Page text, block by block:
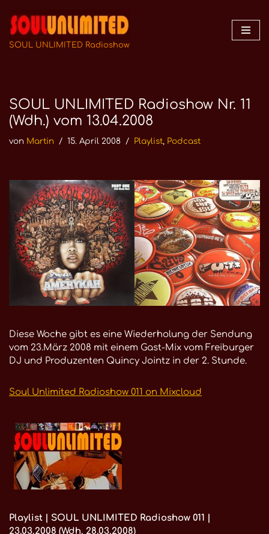
Zum
Inhalt
SOUL UNLIMITED Radioshow
SOUL UNLIMITED Radioshow Nr. 11
(Wdh.) vom 13.04.2008
von Martin 15. April 2008 Playlist, Podcast
Diese Woche gibt es eine Wiederholung der Sendung
vom 23.März 2008 mit einem Gast-Mix vom Freiburger
DJ und Produzenten Quincy Jointz in der 2. Stunde.
Soul Unlimited Radioshow 011 on Mixcloud
Playlist | SOUL UNLIMITED Radioshow 011 |
23.03.2008 (Wdh. 28.03.2008)